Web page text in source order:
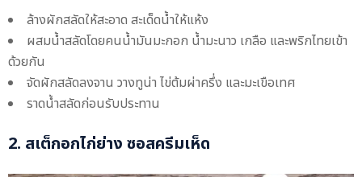
ล้างผักสลัดให้สะอาด สะเด็ดน้ำให้แห้ง
ผสมน้ำสลัดโดยคนน้ำมันมะกอก น้ำมะนาว เกลือ และพริกไทยเข้า
ด้วยกัน
จัดผักสลัดลงจาน วางทูน่า ไข่ต้มผ่าครึ่ง และมะเขือเทศ
ราดน้ำสลัดก่อนรับประทาน
2. สเต็กอกไก่ย่าง ซอสครีมเห็ด